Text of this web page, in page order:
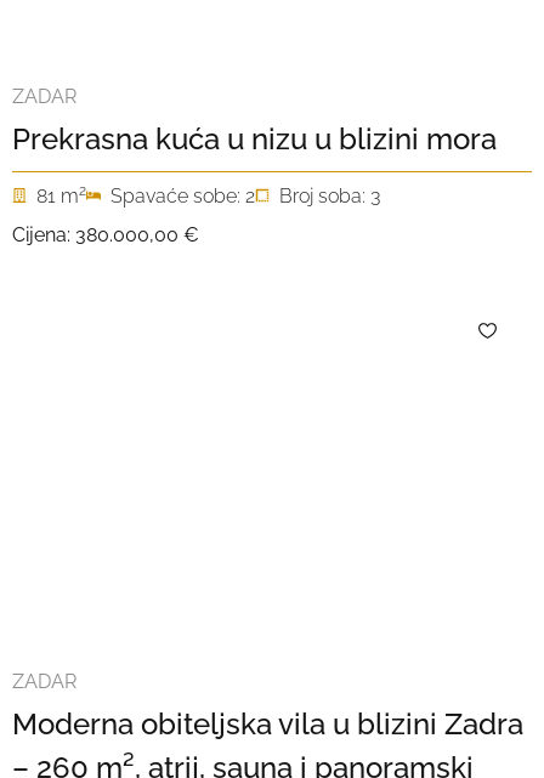
ZADAR
Prekrasna kuća u nizu u blizini mora
81 m2 Spavaće sobe: 2
Broj soba: 3
Cijena: 380.000,00 €
ZADAR
Moderna obiteljska vila u blizini Zadra
– 260 m², atrij, sauna i panoramski